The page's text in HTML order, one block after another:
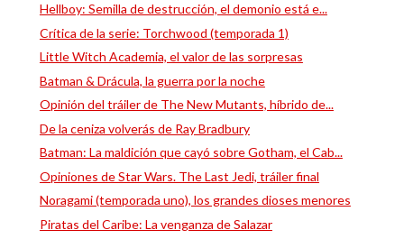
Hellboy: Semilla de destrucción, el demonio está e...
Crítica de la serie: Torchwood (temporada 1)
Little Witch Academia, el valor de las sorpresas
Batman & Drácula, la guerra por la noche
Opinión del tráiler de The New Mutants, híbrido de...
De la ceniza volverás de Ray Bradbury
Batman: La maldición que cayó sobre Gotham, el Cab...
Opiniones de Star Wars. The Last Jedi, tráiler final
Noragami (temporada uno), los grandes dioses menores
Piratas del Caribe: La venganza de Salazar